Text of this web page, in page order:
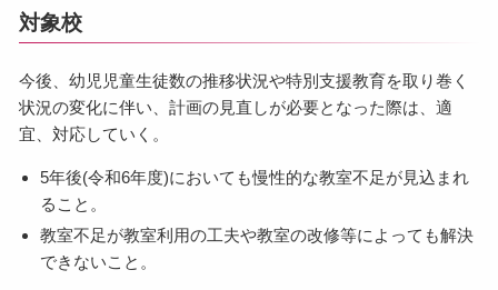
対象校
今後、幼児児童生徒数の推移状況や特別支援教育を取り巻く
状況の変化に伴い、計画の見直しが必要となった際は、適
宜、対応していく。
5年後(令和6年度)においても慢性的な教室不足が見込まれ
ること。
教室不足が教室利用の工夫や教室の改修等によっても解決
できないこと。